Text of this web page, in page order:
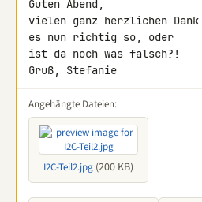
Guten Abend,
vielen ganz herzlichen
es nun richtig so, oder
ist da noch was falsch?!
Gruß, Stefanie
Angehängte Dateien:
I2C-Teil2.jpg (200 KB)